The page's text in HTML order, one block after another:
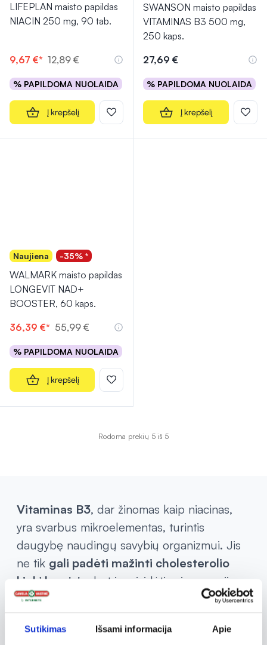
Sutikimas Išsami informacija Apie
LIFEPLAN maisto papildas
NIACIN 250 mg, 90 tab.
9,67 €* 12,89 €
% PAPILDOMA NUOLAIDA
Į krepšelį
SWANSON maisto papildas
VITAMINAS B3 500 mg,
250 kaps.
27,69 €
% PAPILDOMA NUOLAIDA
Į krepšelį
Naujiena -35% *
WALMARK maisto papildas
LONGEVIT NAD+
BOOSTER, 60 kaps.
36,39 €* 55,99 €
% PAPILDOMA NUOLAIDA
Į krepšelį
Rodoma prekių 5 iš 5
Vitaminas B3, dar žinomas kaip niacinas,
yra svarbus mikroelementas, turintis
daugybę naudingų savybių organizmui. Jis
ne tik gali padėti mažinti cholesterolio
kiekį kraujyje
, bet ir prisidėti prie energijos
gamybos, palaikyti nervų sistemos funkciją
organizmas negali pagaminti vitamino B3